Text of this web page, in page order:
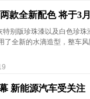
款全新配色 将于3
特别版珍珠漆以及白色珍
了全新的水滴造型，整车
新能源汽车受关注